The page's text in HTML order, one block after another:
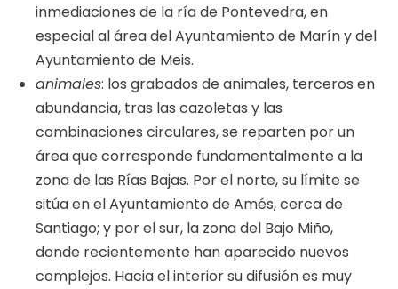
inmediaciones de la ría de Pontevedra, en
especial al área del Ayuntamiento de Marín y del
Ayuntamiento de Meis.
animales: los grabados de animales, terceros en
abundancia, tras las cazoletas y las
combinaciones circulares, se reparten por un
área que corresponde fundamentalmente a la
zona de las Rías Bajas. Por el norte, su límite se
sitúa en el Ayuntamiento de Amés, cerca de
Santiago; y por el sur, la zona del Bajo Miño,
donde recientemente han aparecido nuevos
complejos. Hacia el interior su difusión es muy